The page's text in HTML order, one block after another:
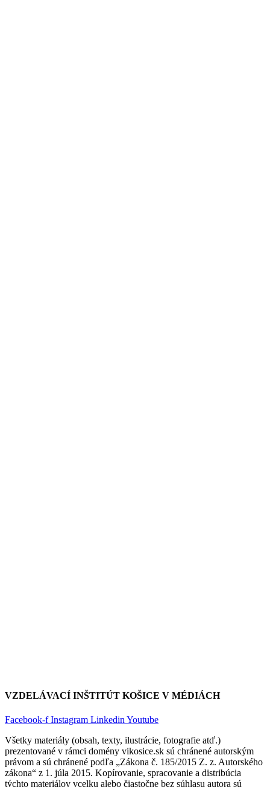
VZDELÁVACÍ INŠTITÚT KOŠICE V MÉDIÁCH
Facebook-f Instagram Linkedin Youtube
Všetky materiály (obsah, texty, ilustrácie, fotografie atď.)
prezentované v rámci domény vikosice.sk sú chránené autorským
právom a sú chránené podľa „Zákona č. 185/2015 Z. z. Autorského
zákona“ z 1. júla 2015. Kopírovanie, spracovanie a distribúcia
týchto materiálov vcelku alebo čiastočne bez súhlasu autora sú